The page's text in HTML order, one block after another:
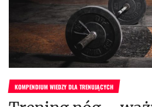
KOMPENDIUM WIEDZY DLA TRENUJĄCYCH